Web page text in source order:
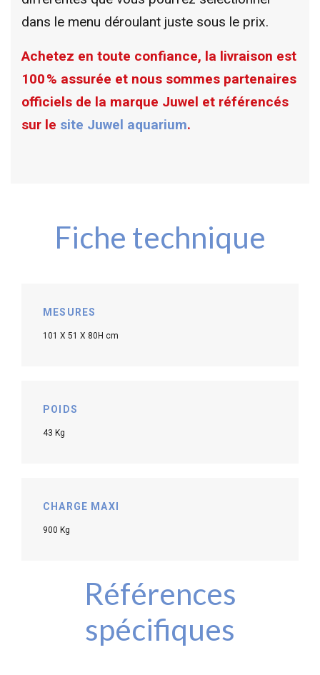
dans le menu déroulant juste sous le prix.
Achetez en toute confiance, la livraison est
100 % assurée et nous sommes partenaires
officiels de la marque Juwel et référencés
sur le site Juwel aquarium.
Fiche technique
MESURES
101 X 51 X 80H cm
POIDS
43 Kg
CHARGE MAXI
900 Kg
Références
spécifiques